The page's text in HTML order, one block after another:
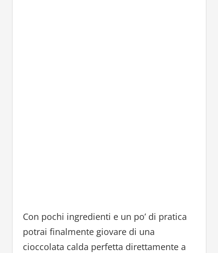
Con pochi ingredienti e un po’ di pratica
potrai finalmente giovare di una
cioccolata calda perfetta direttamente a